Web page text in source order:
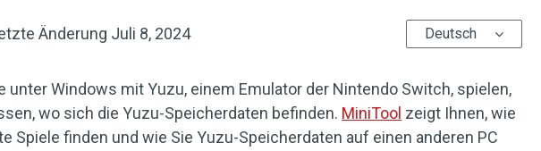
Änderung Juli 8, 2024 Deutsch
unter Windows mit Yuzu, einem Emulator der Nintendo Switch, spielen,
wo sich die Yuzu-Speicherdaten befinden. MiniTool zeigt Ihnen, wie
Spiele finden und wie Sie Yuzu-Speicherdaten auf einen anderen PC